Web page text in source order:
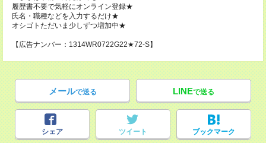
履歴書不要で気軽にオンライン登録★
氏名・職種などを入力するだけ★
オシゴトただいま少しずつ増加中★
【広告ナンバー：1314WR0722G22★72-S】
メールで送る LINEで送る
シェア ツイート ブックマーク